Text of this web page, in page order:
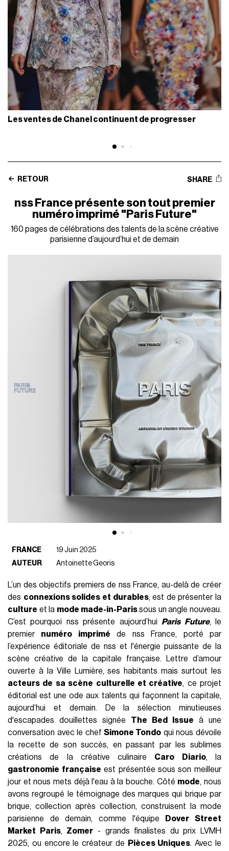
Les ventes de Chanel continuent de progresser
RETOUR SHARE
nss France présente son tout premier
numéro imprimé "Paris Future"
160 pages de célébrations des talents de la scène créative
parisienne d’aujourd’hui et de demain
FRANCE
19 Juin 2025
AUTEUR
Antoinette Georis
L’un des objectifs premiers de nss France, au-delà de créer
des connexions solides et durables, est de présenter la
culture et la mode made-in-Parissous un angle nouveau.
C’est pourquoi nss présente aujourd’hui Paris Future, le
premier numéro imprimé de nss France, porté par
l’expérience éditoriale de nss et l'énergie puissante de la
scène créative de la capitale française. Lettre d’amour
ouverte à la Ville Lumière, ses habitants mais surtout les
acteurs de sa scène culturelle et créative, ce projet
éditorial est une ode aux talents qui façonnent la capitale,
aujourd’hui et demain. De la sélection minutieuses
d'escapades douillettes signée The Bed Issue à une
conversation avec le chef Simone Tondo qui nous dévoile
la recette de son succès, en passant par les sublimes
créations de la créative culinaire Caro Diario, la
gastronomie française est présentée sous son meilleur
jour et nous mets déjà l'eau à la bouche. Côté mode, nous
avons regroupé le témoignage des marques qui brique par
brique, collection après collection, construisent la mode
parisienne de demain, comme l'équipe
Dover Street
Market Paris, Zomer - grands finalistes du prix LVMH
2025, ou encore le créateur de
Pièces Uniques. Avec le